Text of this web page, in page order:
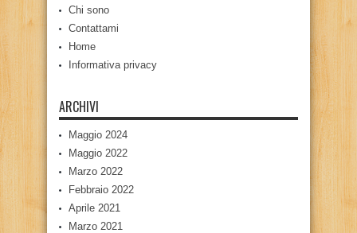
Chi sono
Contattami
Home
Informativa privacy
ARCHIVI
Maggio 2024
Maggio 2022
Marzo 2022
Febbraio 2022
Aprile 2021
Marzo 2021